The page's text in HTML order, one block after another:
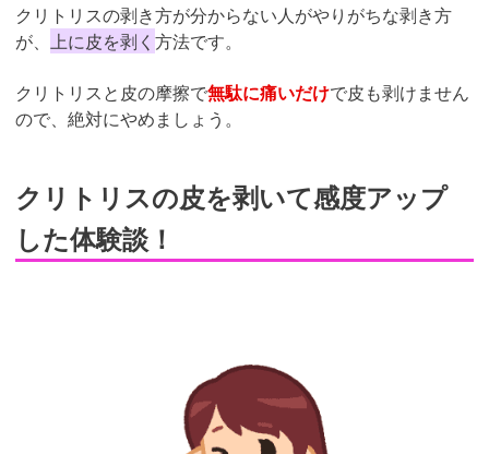
クリトリスの剥き方が分からない人がやりがちな剥き方
が、 上に皮を剥く 方法です。
クリトリスと皮の摩擦で無駄に痛いだけで皮も剥けません
ので、絶対にやめましょう。
クリトリスの皮を剥いて感度アップ
した体験談！